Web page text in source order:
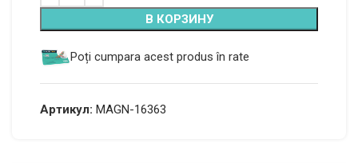
В КОРЗИНУ
Poți cumpara acest produs în rate
Артикул: MAGN-16363